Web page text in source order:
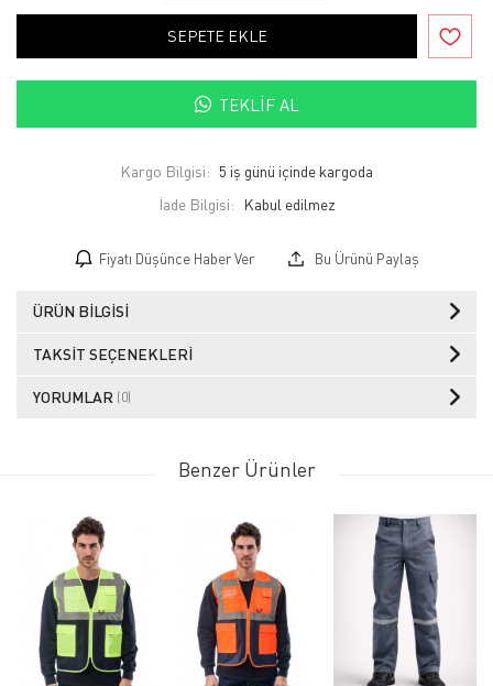
SEPETE EKLE
TEKLIF AL
Kargo Bilgisi: 5 iş günü içinde kargoda
İade Bilgisi:
Fiyatı Düşünce Haber Ver Bu Ürünü Paylaş
ÜRÜN BILGISI
TAKSIT SEÇENEKLERI
YORUMLAR (0)
Benzer Ürünler